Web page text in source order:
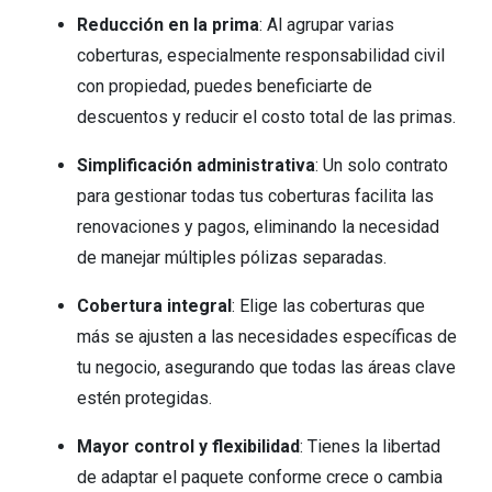
Reducción en la prima: Al agrupar varias
coberturas, especialmente responsabilidad civil
con propiedad, puedes beneficiarte de
descuentos y reducir el costo total de las primas.
Simplificación administrativa: Un solo contrato
para gestionar todas tus coberturas facilita las
renovaciones y pagos, eliminando la necesidad
de manejar múltiples pólizas separadas.
Cobertura integral : Elige las coberturas que
más se ajusten a las necesidades específicas de
tu negocio, asegurando que todas las áreas clave
estén protegidas.
Mayor control y flexibilidad: Tienes la libertad
de adaptar el paquete conforme crece o cambia